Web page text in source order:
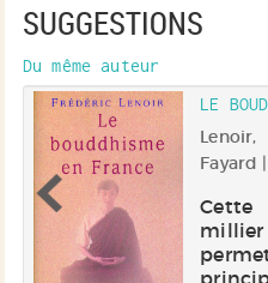
SUGGESTIONS
Du même auteur
LE
Lenoir,
Fayard
Cette